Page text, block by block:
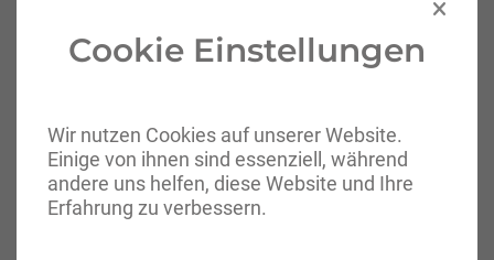
Speziallösungen für alles, was schwer
Cookie Einstellungen
Wir nutzen Cookies auf unserer Website.
Einige von ihnen sind essenziell, während
andere uns helfen, diese Website und Ihre
Erfahrung zu verbessern.